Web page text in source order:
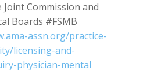
Commission and
Boards #FSMB
assn.org/practice-
licensing-and-
physician-mental